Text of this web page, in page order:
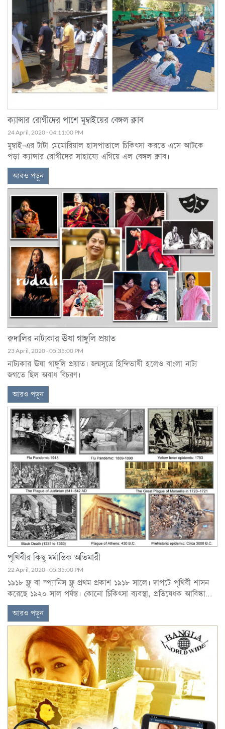
ক্যান্সার রোগীদের পাশে মুম্বাইয়ের বেঙ্গল ক্লাব
24 April, 2020 - 04:11:00 PM
মুম্বাই-এর টাটা মেমোরিয়াল হাসপাতালে চিকিৎসা করতে এসে আটকে
পড়া ক্যান্সার রোগীদের সাহায্যে এগিয়ে এল বেঙ্গল ক্লাব।
আরও পড়ুন
রুদালির নাট্যকার ঊষা গাঙ্গুলি প্রয়াত
23 April, 2020 - 05:35:00 PM
নাট্যকার ঊষা গাঙ্গুলি প্রয়াত। জন্মসূত্রে হিন্দিভাষী হলেও বাংলা নাট্য
জগতে ছিল অবাধ বিচরণ।
আরও পড়ুন
পৃথিবীর কিছু মর্মান্তিক অতিমারী
22 April, 2020 - 05:35:00 PM
১৯১৮ ফ্লু বা স্প্যানিস ফ্লু প্রথম প্রকাশ ১৯১৮ সালে। দাপটে পৃথিবী শাসন
করেছে ১৯২০ সাল পর্যন্ত। কোনো চিকিৎসা ব্যবস্থা, প্রতিষেধক আবিস্কারের
আগেই পৃথিবী এক তৃতীয়াংশ মানুষকে সংক্রামিত করে।
আরও পড়ুন